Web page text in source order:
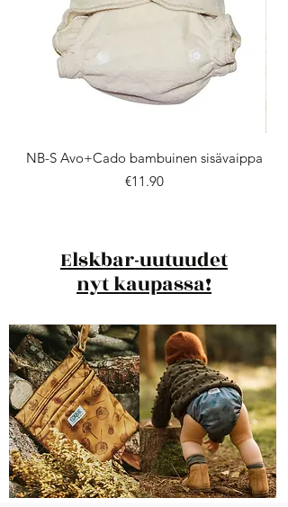
NB-S Avo+Cado bambuinen sisävaippa
Price
€11.90
Elskbar-uutuudet
nyt kaupassa!